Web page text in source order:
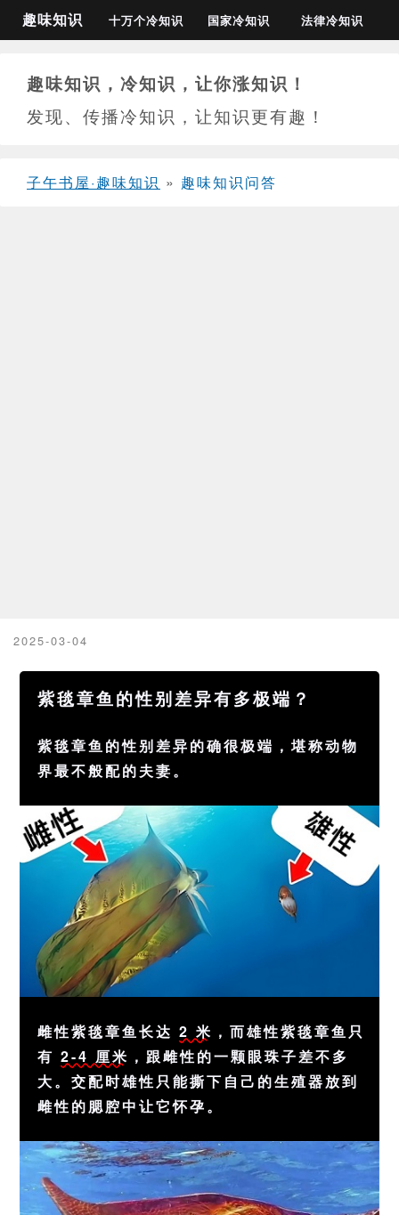
趣味知识 十万个冷知识 国家冷知识 法律冷知识
趣味知识，冷知识，让你涨知识！
发现、传播冷知识，让知识更有趣！
子午书屋·趣味知识 » 趣味知识问答
2025-03-04
紫毯章鱼的性别差异有多极端？
紫毯章鱼的性别差异的确很极端，堪称动物
界最不般配的夫妻。
雌性紫毯章鱼长达2 米 ，而雄性紫毯章鱼只
有2-4 厘米 ，跟雌性的一颗眼珠子差不多
大。交配时雄性只能撕下自己的生殖器放到
雌性的腮腔中让它怀孕。